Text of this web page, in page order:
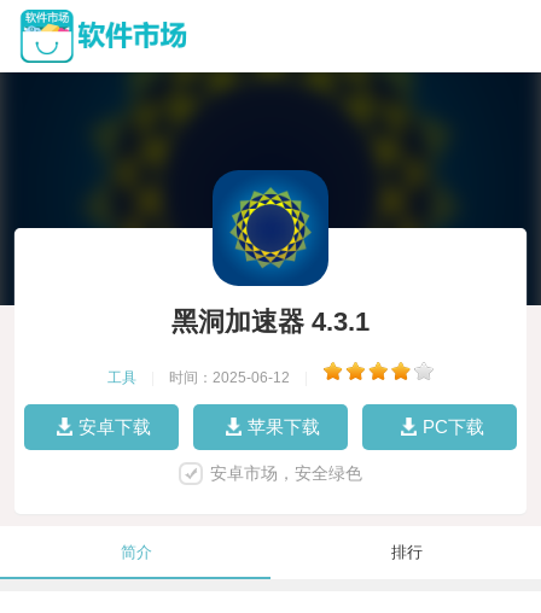
黑洞加速器 4.3.1
工具 时间：2025-06-12
安卓下载 苹果下载 PC下载
安卓市场，安全绿色
简介 排行